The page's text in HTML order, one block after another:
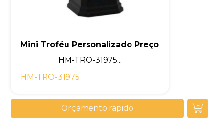
Mini Troféu Personalizado Preço
HM-TRO-31975...
HM-TRO-31975
Orçamento rápido